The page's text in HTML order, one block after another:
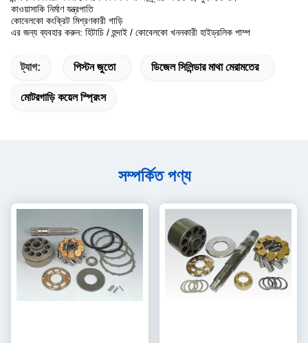
কাওয়াসাকি নির্মাণ যন্ত্রপাতি
কোবেলকো কংক্রিট মিশ্রণকারী গাড়ি
এর জন্য ব্যবহার করুন: হিটাচি / হুন্দাই / কোবেলকো খননকারী হাইড্রলিক পাম্প
ট্যাগ: পিস্টন জুতো ডিজেল সিলিন্ডার মাথা মেরামতের
মোটরগাড়ি কয়েল স্প্রিংস
সম্পর্কিত পণ্য